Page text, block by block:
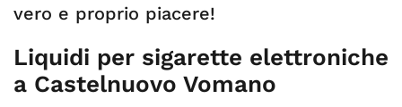
vero e proprio piacere!
Liquidi per sigarette elettroniche
a Castelnuovo Vomano